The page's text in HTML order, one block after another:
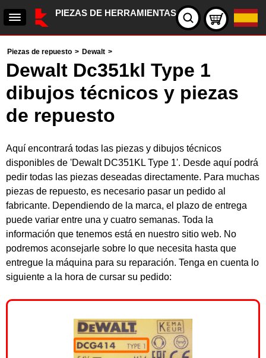
PIEZAS DE HERRAMIENTAS
Piezas de repuesto > Dewalt >
Dewalt Dc351kl Type 1
dibujos técnicos y piezas
de repuesto
Aquí encontrará todas las piezas y dibujos técnicos
disponibles de 'Dewalt DC351KL Type 1'. Desde aquí podrá
pedir todas las piezas deseadas directamente. Para muchas
piezas de repuesto, es necesario pasar un pedido al
fabricante. Dependiendo de la marca, el plazo de entrega
puede variar entre una y cuatro semanas. Toda la
información que tenemos está en nuestro sitio web. No
podremos aconsejarle sobre lo que necesita hasta que
entregue la máquina para su reparación. Tenga en cuenta lo
siguiente a la hora de cursar su pedido: